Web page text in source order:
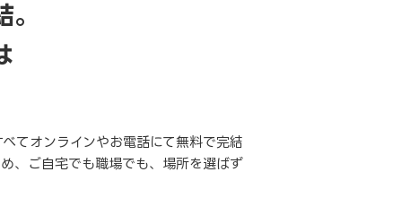
。
てオンラインやお電話にて無料で完結
、ご自宅でも職場でも、場所を選ばず